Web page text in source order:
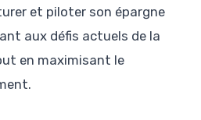
et piloter son épargne
aux défis actuels de la
en maximisant le